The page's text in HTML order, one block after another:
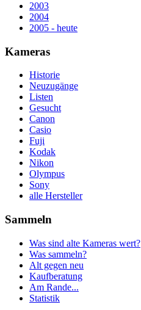
2003
2004
2005 - heute
Kameras
Historie
Neuzugänge
Listen
Gesucht
Canon
Casio
Fuji
Kodak
Nikon
Olympus
Sony
alle Hersteller
Sammeln
Was sind alte Kameras wert?
Was sammeln?
Alt gegen neu
Kaufberatung
Am Rande...
Statistik